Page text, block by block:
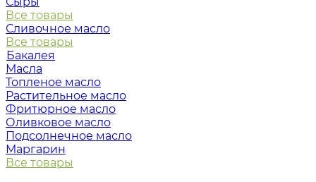
Все товары
Сливочное масло
Все товары
Бакалея
Масла
Топленое масло
Растительное масло
Фритюрное масло
Оливковое масло
Подсолнечное масло
Маргарин
Все товары